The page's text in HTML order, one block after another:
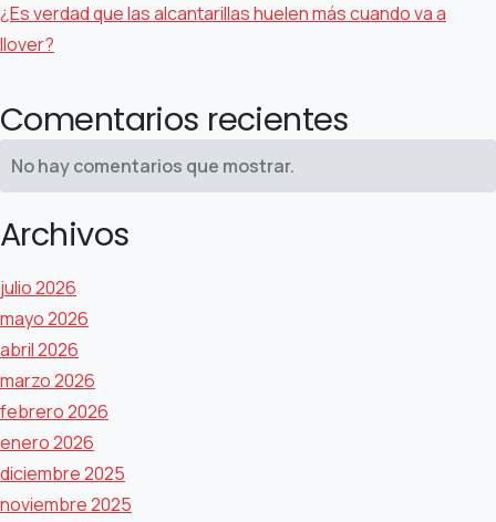
¿Es verdad que las alcantarillas huelen más cuando va a
llover?
Comentarios recientes
No hay comentarios que mostrar.
Archivos
julio 2026
mayo 2026
abril 2026
marzo 2026
febrero 2026
enero 2026
diciembre 2025
noviembre 2025